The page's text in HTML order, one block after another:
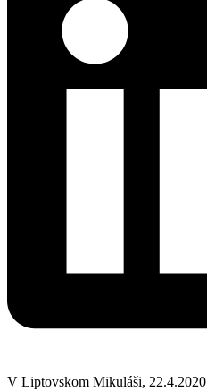
V Liptovskom Mikuláši, 22.4.2020